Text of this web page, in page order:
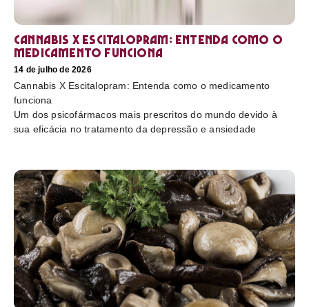
Cannabis X Escitalopram: Entenda como o
medicamento funciona
14 de julho de 2026
Cannabis X Escitalopram: Entenda como o medicamento
funciona
Um dos psicofármacos mais prescritos do mundo devido à
sua eficácia no tratamento da depressão e ansiedade